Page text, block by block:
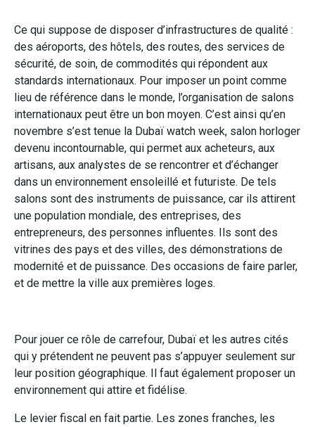
Ce qui suppose de disposer d’infrastructures de qualité :
des aéroports, des hôtels, des routes, des services de
sécurité, de soin, de commodités qui répondent aux
standards internationaux. Pour imposer un point comme
lieu de référence dans le monde, l’organisation de salons
internationaux peut être un bon moyen. C’est ainsi qu’en
novembre s’est tenue la Dubaï watch week, salon horloger
devenu incontournable, qui permet aux acheteurs, aux
artisans, aux analystes de se rencontrer et d’échanger
dans un environnement ensoleillé et futuriste. De tels
salons sont des instruments de puissance, car ils attirent
une population mondiale, des entreprises, des
entrepreneurs, des personnes influentes. Ils sont des
vitrines des pays et des villes, des démonstrations de
modernité et de puissance. Des occasions de faire parler,
et de mettre la ville aux premières loges.
Pour jouer ce rôle de carrefour, Dubaï et les autres cités
qui y prétendent ne peuvent pas s’appuyer seulement sur
leur position géographique. Il faut également proposer un
environnement qui attire et fidélise.
Le levier fiscal en fait partie. Les zones franches, les